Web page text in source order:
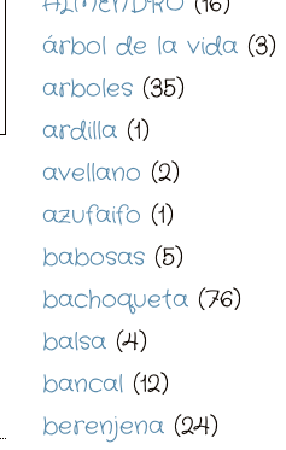
árbol de la vida (3)
arboles (35)
ardilla (1)
avellano (2)
azufaifo (1)
babosas (5)
bachoqueta (76)
balsa (4)
bancal (12)
berenjena (24)